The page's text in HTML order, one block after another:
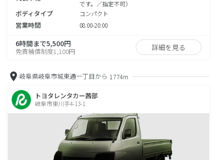
です。／指定不可）
ボディタイプ コンパクト
営業時間 08:00-20:00
6時間まで5,500円
免責補償制度1,100円 詳細を見る
岐阜県岐阜市城東通一丁目から 1774m
トヨタレンタカー茜部
岐阜市東川手4-13-1